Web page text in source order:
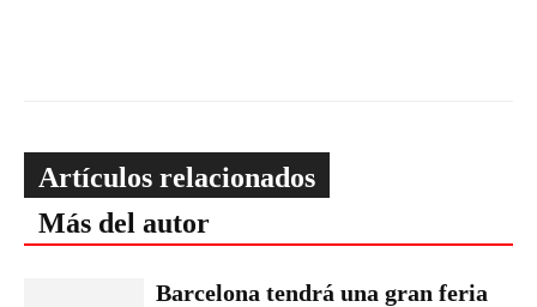
Artículos relacionados
Más del autor
Barcelona tendrá una gran feria